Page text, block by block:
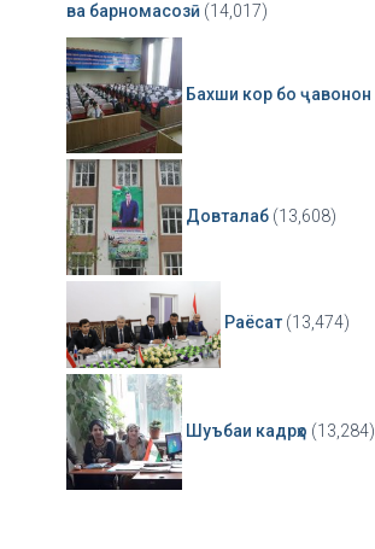
ва барномасозӣ (14,017)
Бахши кор бо ҷавонон
Довталаб (13,608)
Раёсат (13,474)
Шуъбаи кадрҳо (13,284)